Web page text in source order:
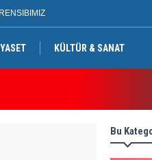
KÜLTÜR & SANAT
Hadi Amiri'den
Bu